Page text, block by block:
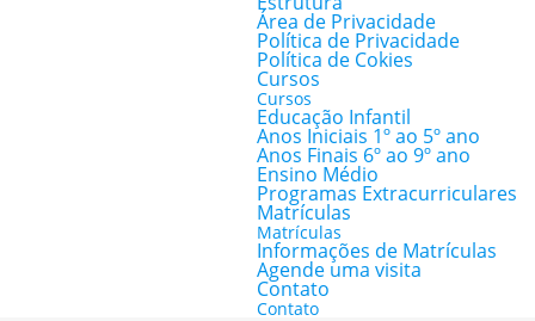
Área de Privacidade
Política de Privacidade
Política de Cokies
Cursos
Cursos
Educação Infantil
Anos Iniciais 1º ao 5º ano
Anos Finais 6º ao 9º ano
Ensino Médio
Programas Extracurriculares
Matrículas
Matrículas
Informações de Matrículas
Agende uma visita
Contato
Contato